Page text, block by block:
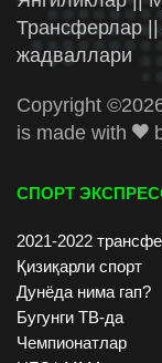
Трансферлар
жадваллари
Copyright ©
is made with
СПОРТ
2021-2022
Қизиқарли спорт
Дунёда нима гап?
Бугунги ТВ-да
Чемпионатлар